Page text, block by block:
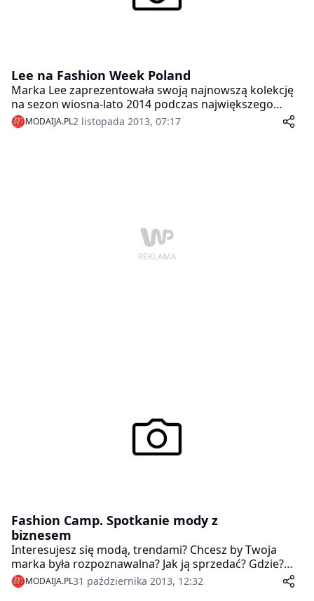
Lee na Fashion Week Poland
Marka Lee zaprezentowała swoją najnowszą kolekcję
na sezon wiosna-lato 2014 podczas największego
wydarzenia modowego w Polsce – Fashion Week
Poland.W przestrzeni Concept Store w dniach 18-20
MODAIJA.PL2 listopada 2013, 07:17
Fashion Camp. Spotkanie mody z
biznesem
Interesujesz się modą, trendami? Chcesz by Twoja
marka była rozpoznawalna? Jak ją sprzedać? Gdzie?
Chcesz poszerzyć swoją wiedzę odnośnie
funkcjonowania tej branży? To świetna okazja właśnie
MODAIJA.PL31 października 2013, 12:32